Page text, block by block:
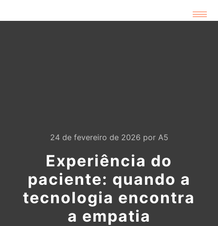
24 de fevereiro de 2026 por A5
Experiência do
paciente: quando a
tecnologia encontra
a empatia